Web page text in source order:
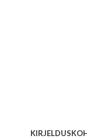
KIRJELDUS